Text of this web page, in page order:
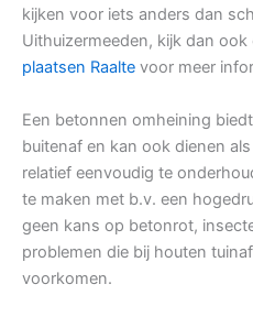
kijken voor iets anders dan
Uithuizermeeden, kijk dan ook
plaatsen Raalte voor meer
Een betonnen omheining
buitenaf en kan ook dienen
relatief eenvoudig te
te maken met b.v. een
geen kans op betonrot,
problemen die bij houten
voorkomen.